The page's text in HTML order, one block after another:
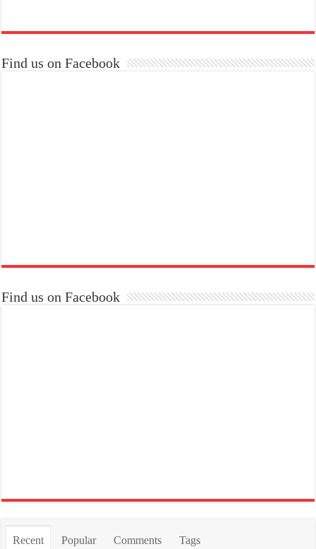
Find us on Facebook
Find us on Facebook
Recent Popular Comments Tags